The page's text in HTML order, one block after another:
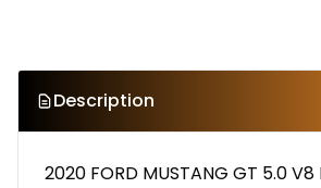
Description
2020 FORD MUSTANG GT 5.0 V8